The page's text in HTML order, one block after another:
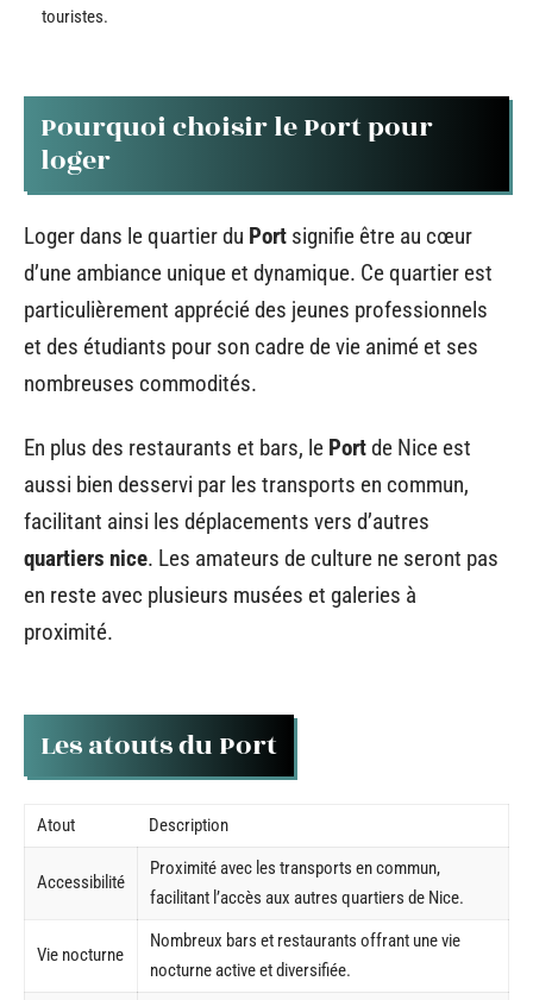
touristes.
Pourquoi choisir le Port pour
loger
Loger dans le quartier du Port signifie être au cœur
d’une ambiance unique et dynamique. Ce quartier est
particulièrement apprécié des jeunes professionnels
et des étudiants pour son cadre de vie animé et ses
nombreuses commodités.
En plus des restaurants et bars, le Portde Nice est
aussi bien desservi par les transports en commun,
facilitant ainsi les déplacements vers d’autres
quartiers nice. Les amateurs de culture ne seront pas
en reste avec plusieurs musées et galeries à
proximité.
Les atouts du Port
Atout Description
Accessibilité
Proximité avec les transports en commun,
facilitant l’accès aux autres quartiers de Nice.
Vie nocturne
Nombreux bars et restaurants offrant une vie
nocturne active et diversifiée.